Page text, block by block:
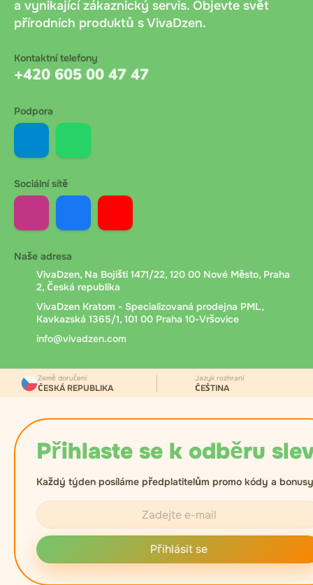
automaticky.
Platba při převzetí
při osobním odběru ve výdejním místě. Bez dalších
částku.
Bankovní převod
variabilní symbol. Platit lze online bankovnictvím
nebo QR kódem. Připsání peněz trvá 1 až 24 hodin
podle banky zákazníka.
Dobírka Messenger.cz
Messenger.cz. Při předání kurýr ověří věk příjemce,
zaznamená číslo dokladu a vyžádá si podpis pro
potvrzení převzetí.
a vynikající zákaznický servis. Objevte svět
přírodních produktů s VivaDzen.
Kontaktní telefony
+420 605 00 47 47
Podpora
Sociální sítě
Naše adresa
VivaDzen, Na Bojišti 1471/22, 120 00 Nové Město, Praha
2, Česká republika
VivaDzen Kratom - Specializovaná prodejna PML,
Kavkazská 1365/1, 101 00 Praha 10-Vršovice
info@vivadzen.com
Přihlaste se k odběru
Každý týden posíláme předplatitelům promo kódy a
Přihlásit se
Země doručení
ČESKÁ REPUBLIKA
Jazyk rozhraní
ČEŠTINA